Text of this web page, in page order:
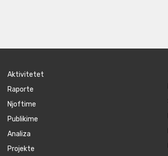
Aktivitetet
Raporte
Njoftime
Publikime
Аnaliza
Projekte